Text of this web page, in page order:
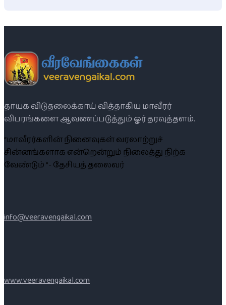
தாயக விடுதலைக்காய் வித்தாகிய மாவீரர்
விபரங்களை ஆவணப்படுத்தும் ஓர் தரவுத்தளம்.
“மாவீரர்களின் நினைவுகள் வரலாற்றுச்
சின்னங்களாக என்றென்றும் நிலைத்து நிற்க
வேண்டும் ”- தேசியத் தலைவர்
info@veeravengaikal.com
www.veeravengaikal.com